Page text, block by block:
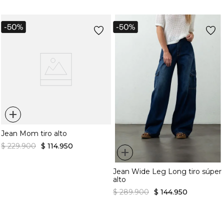
+
Jean Mom tiro alto
$ 229.900 $ 114.950 +
Jean Wide Leg Long tiro súper
alto
$ 289.900 $ 144.950